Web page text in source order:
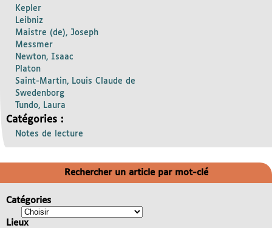
Kepler
Leibniz
Maistre (de), Joseph
Messmer
Newton, Isaac
Platon
Saint-Martin, Louis Claude de
Swedenborg
Tundo, Laura
Catégories :
Notes de lecture
Rechercher un article par mot-clé
Catégories
Lieux